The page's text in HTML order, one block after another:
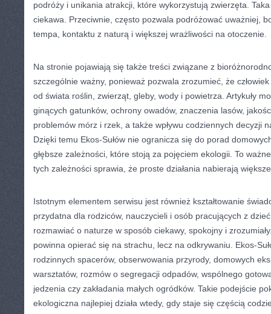
podróży i unikania atrakcji, które wykorzystują zwierzęta.
ciekawa. Przeciwnie, często pozwala podróżować uważniej,
tempa, kontaktu z naturą i większej wrażliwości na otoczenie.
Na stronie pojawiają się także treści związane z
szczególnie ważny, ponieważ pozwala zrozumieć, że
od świata roślin, zwierząt, gleby, wody i powietrza. Artykuły
ginących gatunków, ochrony owadów, znaczenia lasów,
problemów mórz i rzek, a także wpływu codziennych decyzji
Dzięki temu Ekos-Sułów nie ogranicza się do porad
głębsze zależności, które stoją za pojęciem ekologii. To
tych zależności sprawia, że proste działania nabierają
Istotnym elementem serwisu jest również kształtowanie
przydatna dla rodziców, nauczycieli i osób pracujących z
rozmawiać o naturze w sposób ciekawy, spokojny i
powinna opierać się na strachu, lecz na odkrywaniu. Ekos-
rodzinnych spacerów, obserwowania przyrody, domowych
warsztatów, rozmów o segregacji odpadów, wspólnego
jedzenia czy zakładania małych ogródków. Takie podejście
ekologiczna najlepiej działa wtedy, gdy staje się częścią